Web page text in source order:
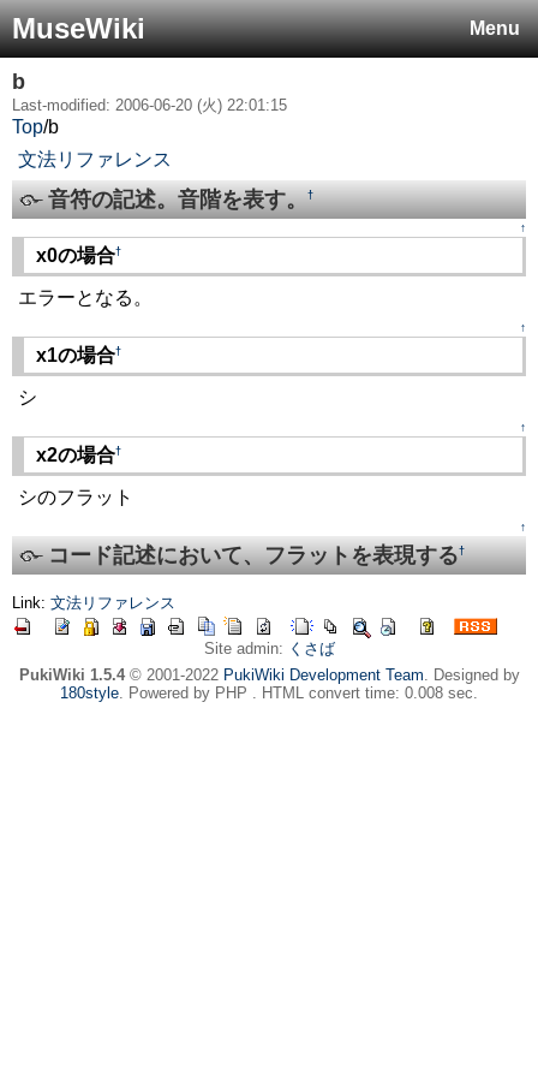
Menu
MuseWiki
b
Last-modified: 2006-06-20 (火) 22:01:15
Top/b
文法リファレンス
音符の記述。音階を表す。†
↑
x0の場合†
エラーとなる。
↑
x1の場合†
シ
↑
x2の場合†
シのフラット
↑
コード記述において、フラットを表現する†
Link: 文法リファレンス
Site admin: くさば
PukiWiki 1.5.4© 2001-2022 PukiWiki Development Team. Designed by
180style. Powered by PHP . HTML convert time: 0.008 sec.